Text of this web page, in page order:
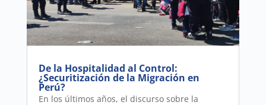
De la Hospitalidad al Control:
¿Securitización de la Migración en
Perú?
En los últimos años, el discurso sobre la